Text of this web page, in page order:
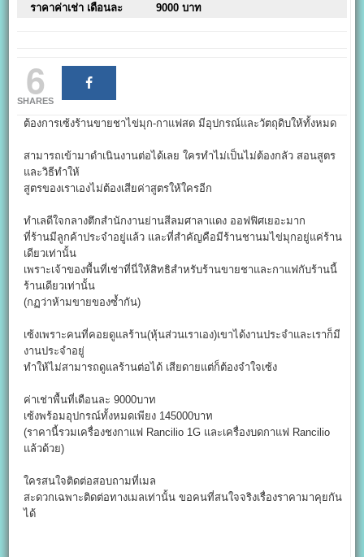
ราคาค่าเช่า เดือนละ 9000 บาท
6
SHARES
ต้องการเซ้งร้านขายชาไข่มุก-กาแฟสด มีอุปกรณ์และวัตถุดิบให้ทั้งหมด
สามารถเข้ามาดำเนินงานต่อได้เลย ใครทำไม่เป็นไม่ต้องกลัว สอนสูตร
และวิธีทำให้
สูตรของเราเองไม่ต้องเสียค่าสูตรให้ใครอีก
ทำเลดีใจกลางตึกสำนักงานย่านสีลมศาลาแดง ออฟฟิศเยอะมาก
ที่ร้านมีลูกค้าประจำอยู่แล้ว และที่สำคัญคือมีร้านชานมไข่มุกอยู่แค่ร้าน
เดียวเท่านั้น
เพราะเจ้าของพื้นที่เช่าที่นี่ให้สิทธิสำหรับร้านขายชาและกาแฟกับร้านนี้
ร้านเดียวเท่านั้น
(กฏว่าห้ามขายของซ้ำกัน)
เซ้งเพราะคนที่คอยดูแลร้าน(หุ้นส่วนเราเอง)เขาได้งานประจำและเราก็มี
งานประจำอยู่
ทำให้ไม่สามารถดูแลร้านต่อได้ เสียดายแต่ก็ต้องจำใจเซ้ง
ค่าเช่าพื้นที่เดือนละ 9000บาท
เซ้งพร้อมอุปกรณ์ทั้งหมดเพียง 145000บาท
(ราคานี้รวมเครื่องชงกาแฟ Rancilio 1G และเครื่องบดกาแฟ Rancilio
แล้วด้วย)
ใครสนใจติดต่อสอบถามที่เมล
สะดวกเฉพาะติดต่อทางเมลเท่านั้น ขอคนที่สนใจจริงเรื่องราคามาคุยกัน
ได้